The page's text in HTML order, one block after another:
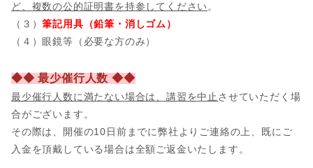
ど、複数の公的証明書を持参してください 。
（３）筆記用具（鉛筆・消しゴム）
（４）眼鏡等（必要な方のみ）
◆◆ 最少催行人数 ◆◆
最少催行人数に満たない場合は、講習を中止 させていただく場
合がございます。
その際は、開催の10日前までに弊社よりご連絡の上、既にご
入金を頂戴している場合は全額ご返金いたします。